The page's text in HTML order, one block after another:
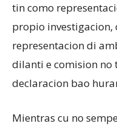
tin como
propio investigacion,
representacion di
dilanti e comision no
declaracion bao
Mientras cu no